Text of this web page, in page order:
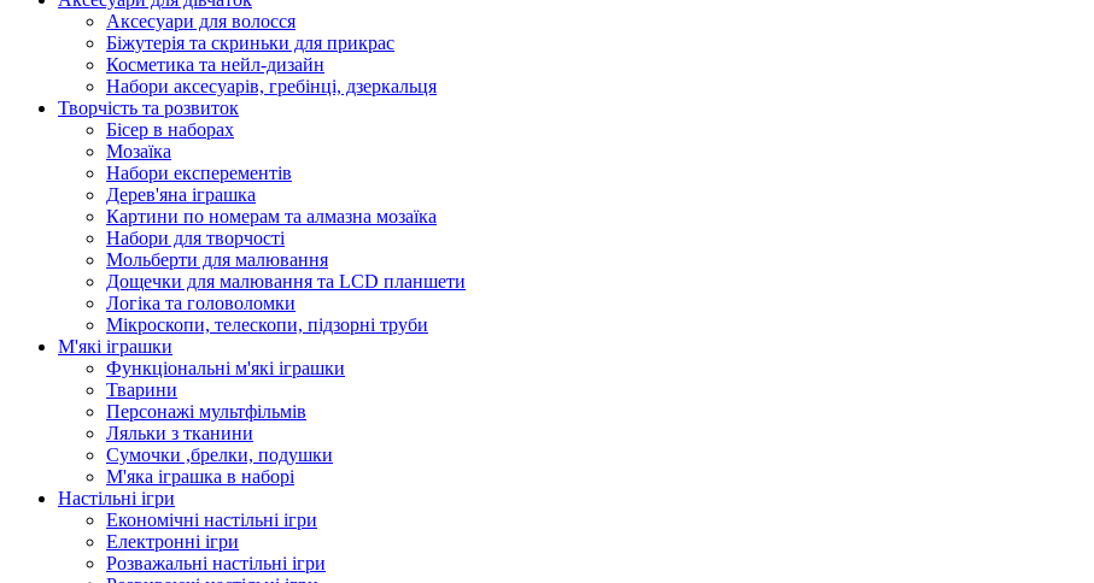
Аксесуари для волосся
Біжутерія та скриньки для прикрас
Косметика та нейл-дизайн
Набори аксесуарів, гребінці, дзеркальця
Творчість та розвиток
Бісер в наборах
Мозаїка
Набори експерементів
Дерев'яна іграшка
Картини по номерам та алмазна мозаїка
Набори для творчості
Мольберти для малювання
Дощечки для малювання та LCD планшети
Логіка та головоломки
Мікроскопи, телескопи, підзорні труби
М'які іграшки
Функціональні м'які іграшки
Тварини
Персонажі мультфільмів
Ляльки з тканини
Сумочки ,брелки, подушки
М'яка іграшка в наборі
Настільні ігри
Економічні настільні ігри
Електронні ігри
Розважальні настільні ігри